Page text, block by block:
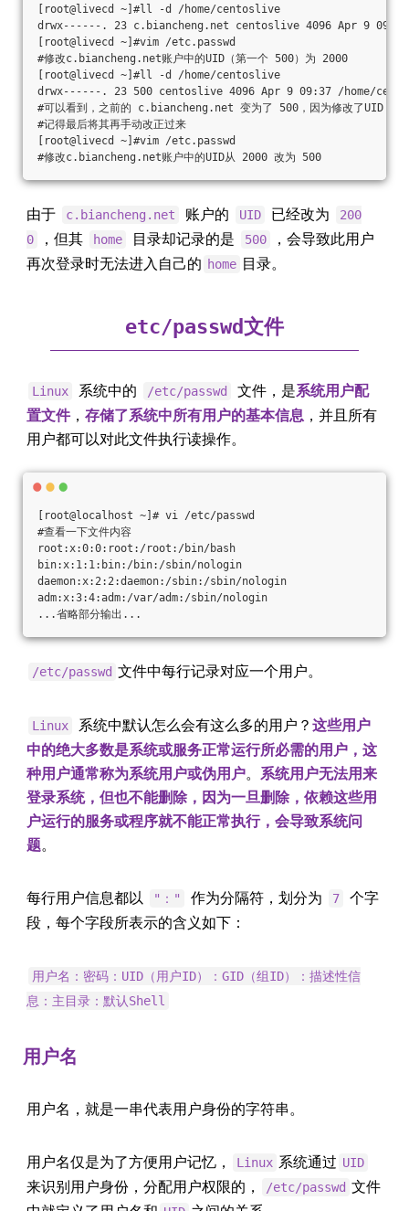
[root@livecd ~]#ll -d /home/centoslive
drwx------. 23 c.biancheng.net centoslive 4096 Apr 9
[root@livecd ~]#vim /etc.passwd
#修改c.biancheng.net账户中的UID（第一个 500）为 2000
[root@livecd ~]#ll -d /home/centoslive
drwx------. 23 500 centoslive 4096 Apr 9 09:37 /home/
#可以看到，之前的 c.biancheng.net 变为了 500，因为修改了UID，导
#记得最后将其再手动改正过来
[root@livecd ~]#vim /etc.passwd
#修改c.biancheng.net账户中的UID从 2000 改为 500
由于 c.biancheng.net 账户的 UID 已经改为
200
0
，但其 home 目录却记录的是 500
，会导致此用户
再次登录时无法进入自己的 home 目录。
etc/passwd文件
Linux 系统中的 /etc/passwd 文件，是系统用户配
置文件， 存储了系统中所有用户的基本信息 ，并且所有
用户都可以对此文件执行读操作。
[root@localhost ~]# vi /etc/passwd
#查看一下文件内容
root:x:0:0:root:/root:/bin/bash
bin:x:1:1:bin:/bin:/sbin/nologin
daemon:x:2:2:daemon:/sbin:/sbin/nologin
adm:x:3:4:adm:/var/adm:/sbin/nologin
...省略部分输出...
/etc/passwd 文件中每行记录对应一个用户。
Linux 系统中默认怎么会有这么多的用户？ 这些用户
中的绝大多数是系统或服务正常运行所必需的用户，这
种用户通常称为系统用户或伪用户。 系统用户无法用来
登录系统，但也不能删除，因为一旦删除，依赖这些用
户运行的服务或程序就不能正常执行，会导致系统问
题。
每行用户信息都以 "：" 作为分隔符，划分为 7
个字
段，每个字段所表示的含义如下：
用户名：密码：UID（用户ID）：GID（组ID）：描述性信
息：主目录：默认Shell
用户名
用户名，就是一串代表用户身份的字符串。
用户名仅是为了方便用户记忆， Linux 系统通过 UID
来识别用户身份，分配用户权限的， /etc/passwd 文件